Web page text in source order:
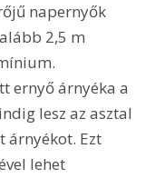
napernyők
2,5 m
ernyő árnyéka a
lesz az asztal
árnyékot. Ezt
lehet